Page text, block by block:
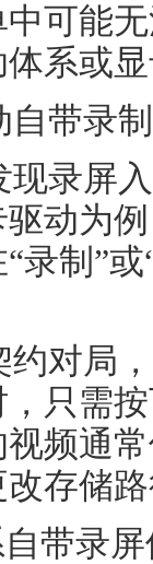
可能
系或
自带录
录屏
动为
录制”
约对局
只需
频通
存储
带录